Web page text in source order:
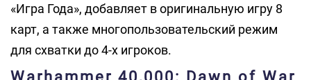
«Игра Года», добавляет в оригинальную игру 8
карт, а также многопользовательский режим
для схватки до 4-х игроков.